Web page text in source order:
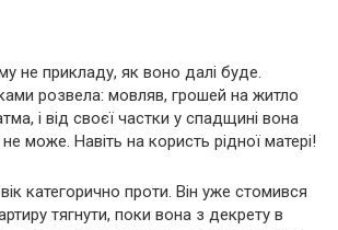
не прикладу, як воно далі буде.
розвела: мовляв, грошей на житло
і від своєї частки у спадщині вона
може. Навіть на користь рідної матері!
категорично проти. Він уже стомився
тягнути, поки вона з декрету в